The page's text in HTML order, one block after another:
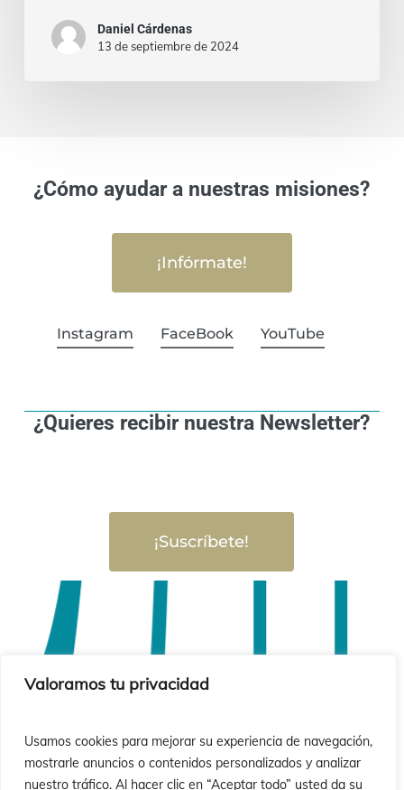
Valoramos tu privacidad
Usamos cookies para mejorar su experiencia de navegación,
mostrarle anuncios o contenidos personalizados y analizar
nuestro tráfico. Al hacer clic en “Aceptar todo” usted da su
Daniel Cárdenas
13 de septiembre de 2024
¿Cómo ayudar a nuestras misiones?
¡Infórmate!
Instagram FaceBook YouTube
¿Quieres recibir nuestra Newsletter?
¡Suscríbete!